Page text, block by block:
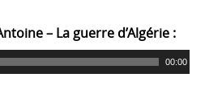
– La guerre d’Algérie :
00:00